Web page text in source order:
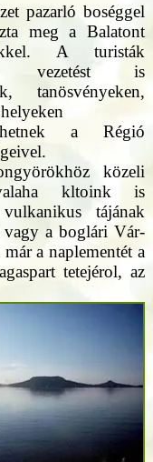
pazarló boséggel
meg a Balatont
A turisták
vezetést is
tanösvényeken,
a Régió
közeli
kltoink is
tájának
vagy a boglári Vár-
a naplementét a
tetejérol, az